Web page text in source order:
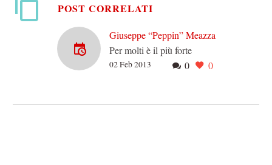
POST CORRELATI
Giuseppe “Peppin” Meazza
Per molti è il più forte
calciatore italiano di0 0
02 Feb 2013